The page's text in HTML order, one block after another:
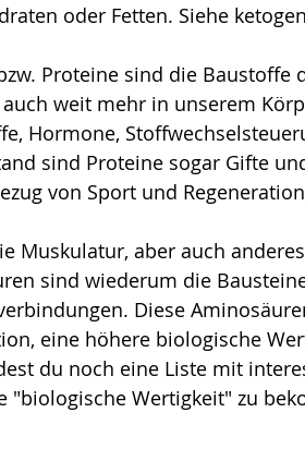
oder Fetten. Siehe
Proteine sind die Baustoffe
weit mehr in unserem
Hormone,
sind Proteine sogar Gifte
von Sport und
Muskulatur, aber auch
sind wiederum die
Diese
eine höhere biologische
du noch eine Liste mit
"biologische Wertigkeit" zu